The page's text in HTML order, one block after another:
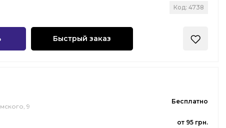
Код: 4738
Быстрый заказ
9
Бесплатно
от 95 грн.